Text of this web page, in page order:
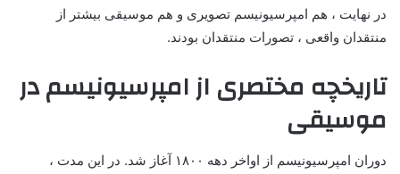
در نهایت ، هم امپرسیونیسم تصویری و هم موسیقی بیشتر از
منتقدان واقعی ، تصورات منتقدان بودند.
تاریخچه مختصری از امپرسیونیسم در
موسیقی
دوران امپرسیونیسم از اواخر دهه ۱۸۰۰ آغاز شد. در این مدت ،